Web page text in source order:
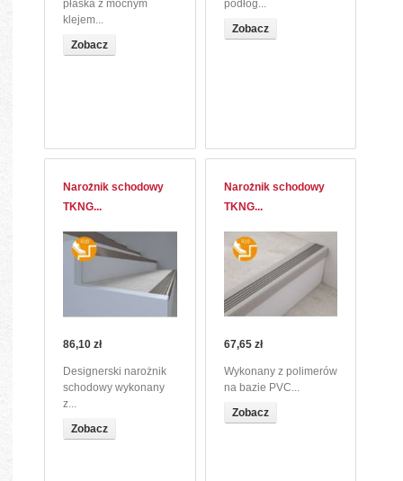
płaska z mocnym
klejem...
Zobacz
podłóg...
Zobacz
Narożnik schodowy
TKNG...
86,10 zł
Designerski narożnik
schodowy wykonany
z...
Zobacz
Narożnik schodowy
TKNG...
67,65 zł
Wykonany z polimerów
na bazie PVC...
Zobacz